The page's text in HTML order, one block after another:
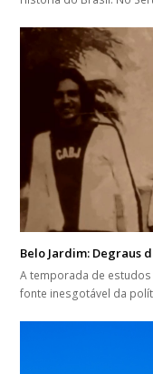
Belo Jardim: Degraus
A temporada de
fonte inesgotável da